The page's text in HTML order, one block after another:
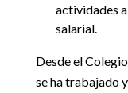
actividades
salarial.
Desde el
se ha trabajado